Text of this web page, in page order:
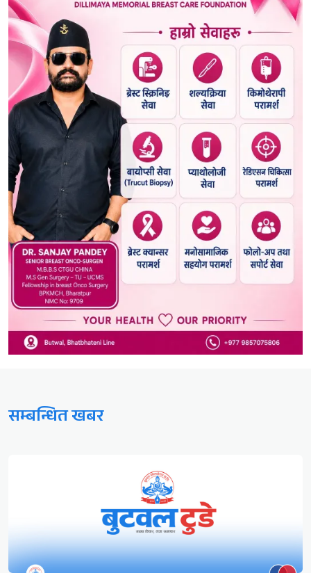
सम्बन्धित खबर